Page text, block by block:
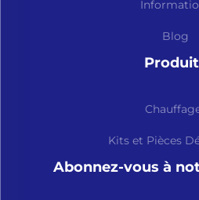
Blog
Kits et Pièces
Abonnez-vous à